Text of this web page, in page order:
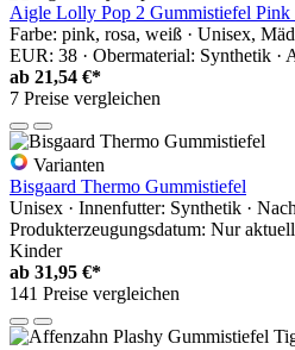
Aigle Lolly Pop 2 Gummistiefel Pink
Farbe: pink, rosa, weiß · Unisex,
EUR: 38 · Obermaterial: Synthetik ·
ab 21,54 €*
7 Preise vergleichen
Varianten
Bisgaard Thermo Gummistiefel
Unisex · Innenfutter: Synthetik ·
Produkterzeugungsdatum: Nur
Kinder
ab 31,95 €*
141 Preise vergleichen